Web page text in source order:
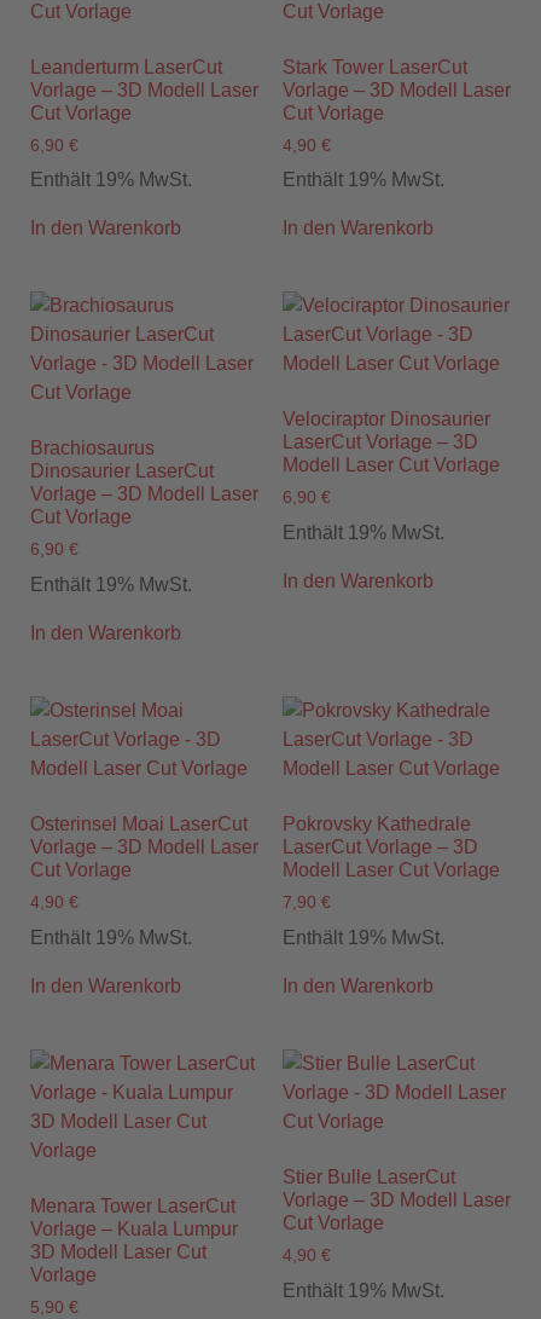
Leanderturm LaserCut
Vorlage – 3D Modell Laser
Cut Vorlage
6,90 €
Enthält 19% MwSt.
In den Warenkorb
Stark Tower LaserCut
Vorlage – 3D Modell Laser
Cut Vorlage
4,90 €
Enthält 19% MwSt.
In den Warenkorb
Brachiosaurus
Dinosaurier LaserCut
Vorlage – 3D Modell Laser
Cut Vorlage
6,90 €
Enthält 19% MwSt.
In den Warenkorb
Velociraptor Dinosaurier
LaserCut Vorlage – 3D
Modell Laser Cut Vorlage
6,90 €
Enthält 19% MwSt.
In den Warenkorb
Osterinsel Moai LaserCut
Vorlage – 3D Modell Laser
Cut Vorlage
4,90 €
Enthält 19% MwSt.
In den Warenkorb
Pokrovsky Kathedrale
LaserCut Vorlage – 3D
Modell Laser Cut Vorlage
7,90 €
Enthält 19% MwSt.
In den Warenkorb
Menara Tower LaserCut
Vorlage – Kuala Lumpur
3D Modell Laser Cut
Vorlage
5,90 €
Stier Bulle LaserCut
Vorlage – 3D Modell Laser
Cut Vorlage
4,90 €
Enthält 19% MwSt.